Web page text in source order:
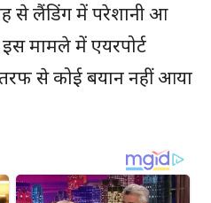
से लैंडिंग में परेशानी आ
मामले में एयरपोर्ट
से कोई बयान नहीं आया